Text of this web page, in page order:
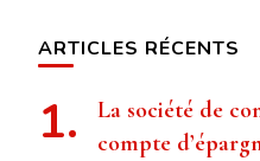
ARTICLES RÉCENTS
La société de
compte